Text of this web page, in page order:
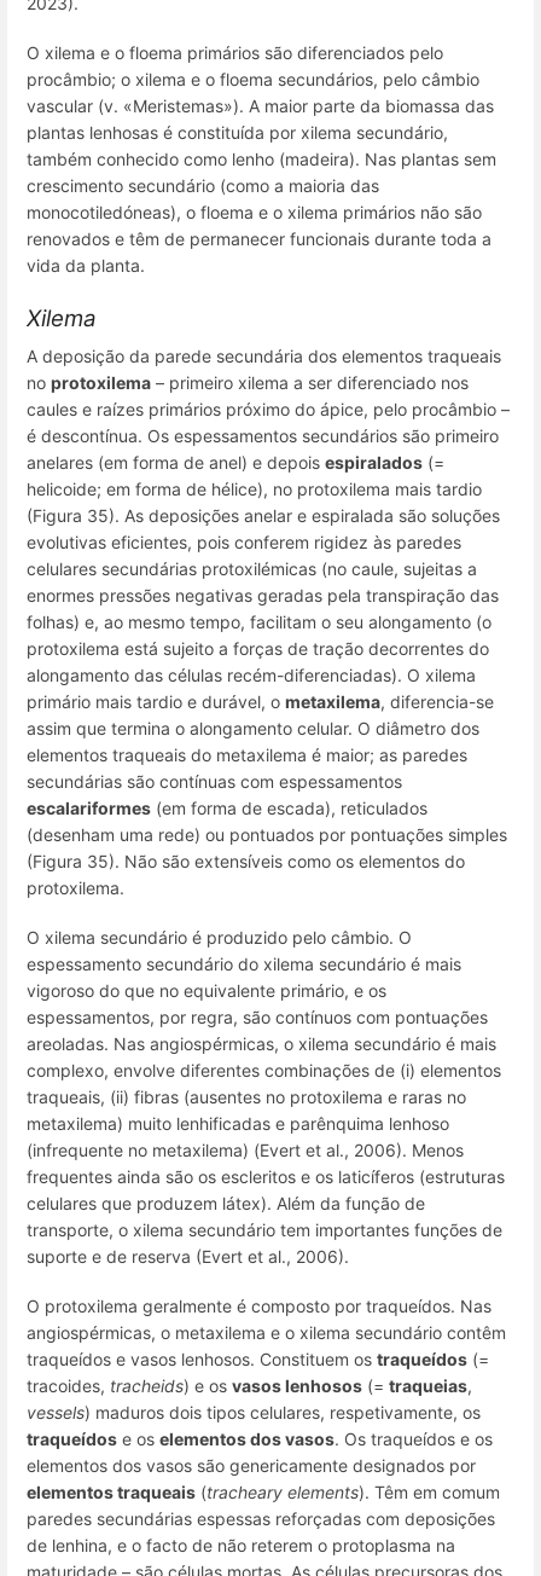
O xilema e o floema primários são diferenciados pelo
procâmbio; o xilema e o floema secundários, pelo câmbio
vascular (v. «Meristemas»). A maior parte da biomassa das
plantas lenhosas é constituída por xilema secundário,
também conhecido como lenho (madeira). Nas plantas sem
crescimento secundário (como a maioria das
monocotiledóneas), o floema e o xilema primários não são
renovados e têm de permanecer funcionais durante toda a
vida da planta.
Xilema
A deposição da parede secundária dos elementos traqueais
no protoxilema – primeiro xilema a ser diferenciado nos
caules e raízes primários próximo do ápice, pelo procâmbio –
é descontínua. Os espessamentos secundários são primeiro
anelares (em forma de anel) e depois espiralados (=
helicoide; em forma de hélice), no protoxilema mais tardio
(Figura 35). As deposições anelar e espiralada são soluções
evolutivas eficientes, pois conferem rigidez às paredes
celulares secundárias protoxilémicas (no caule, sujeitas a
enormes pressões negativas geradas pela transpiração das
folhas) e, ao mesmo tempo, facilitam o seu alongamento (o
protoxilema está sujeito a forças de tração decorrentes do
alongamento das células recém-diferenciadas). O xilema
primário mais tardio e durável, o metaxilema, diferencia-se
assim que termina o alongamento celular. O diâmetro dos
elementos traqueais do metaxilema é maior; as paredes
secundárias são contínuas com espessamentos
escalariformes (em forma de escada), reticulados
(desenham uma rede) ou pontuados por pontuações simples
(Figura 35). Não são extensíveis como os elementos do
protoxilema.
O xilema secundário é produzido pelo câmbio. O
espessamento secundário do xilema secundário é mais
vigoroso do que no equivalente primário, e os
espessamentos, por regra, são contínuos com pontuações
areoladas. Nas angiospérmicas, o xilema secundário é mais
complexo, envolve diferentes combinações de (i) elementos
traqueais, (ii) fibras (ausentes no protoxilema e raras no
metaxilema) muito lenhificadas e parênquima lenhoso
(infrequente no metaxilema) (Evert et al., 2006). Menos
frequentes ainda são os escleritos e os laticíferos (estruturas
celulares que produzem látex). Além da função de
transporte, o xilema secundário tem importantes funções de
suporte e de reserva (Evert et al., 2006).
O protoxilema geralmente é composto por traqueídos. Nas
angiospérmicas, o metaxilema e o xilema secundário contêm
traqueídos e vasos lenhosos. Constituem os traqueídos (=
tracoides, tracheids) e os vasos lenhosos (= traqueias,
vessels) maduros dois tipos celulares, respetivamente, os
traqueídos e os elementos dos vasos. Os traqueídos e os
elementos dos vasos são genericamente designados por
elementos traqueais (tracheary elements). Têm em comum
paredes secundárias espessas reforçadas com deposições
de lenhina, e o facto de não reterem o protoplasma na
maturidade – são células mortas. As células precursoras dos